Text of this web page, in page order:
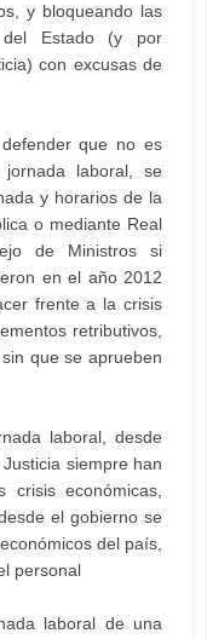
y bloqueando las
Estado (y por
con excusas de
que no es
laboral, se
y horarios de la
o mediante Real
de Ministros si
en el año 2012
frente a la crisis
retributivos,
que se aprueben
laboral, desde
siempre han
económicas,
el gobierno se
del país,
personal
laboral de una